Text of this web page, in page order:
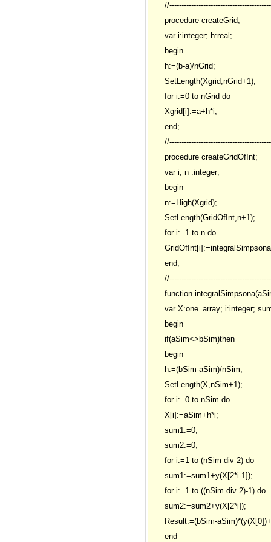
procedure createGrid;
var i:integer; h:real;
begin
h:=(b-a)/nGrid;
SetLength(Xgrid,nGrid+1);
for i:=0 to nGrid do
Xgrid[i]:=a+h*i;
end;
procedure createGridOfInt;
var i, n :integer;
begin
n:=High(Xgrid);
SetLength(GridOfInt,n+1);
for i:=1 to n do
end;
function
var X:one_array; i:integer;
begin
if(aSim<>bSim)then
begin
h:=(bSim-aSim)/nSim;
SetLength(X,nSim+1);
for i:=0 to nSim do
X[i]:=aSim+h*i;
sum1:=0;
sum2:=0;
for i:=1 to (nSim div 2) do
sum1:=sum1+y(X[2*i-1]);
for i:=1 to ((nSim div 2)-1) do
sum2:=sum2+y(X[2*i]);
Result:=(bSim-
end